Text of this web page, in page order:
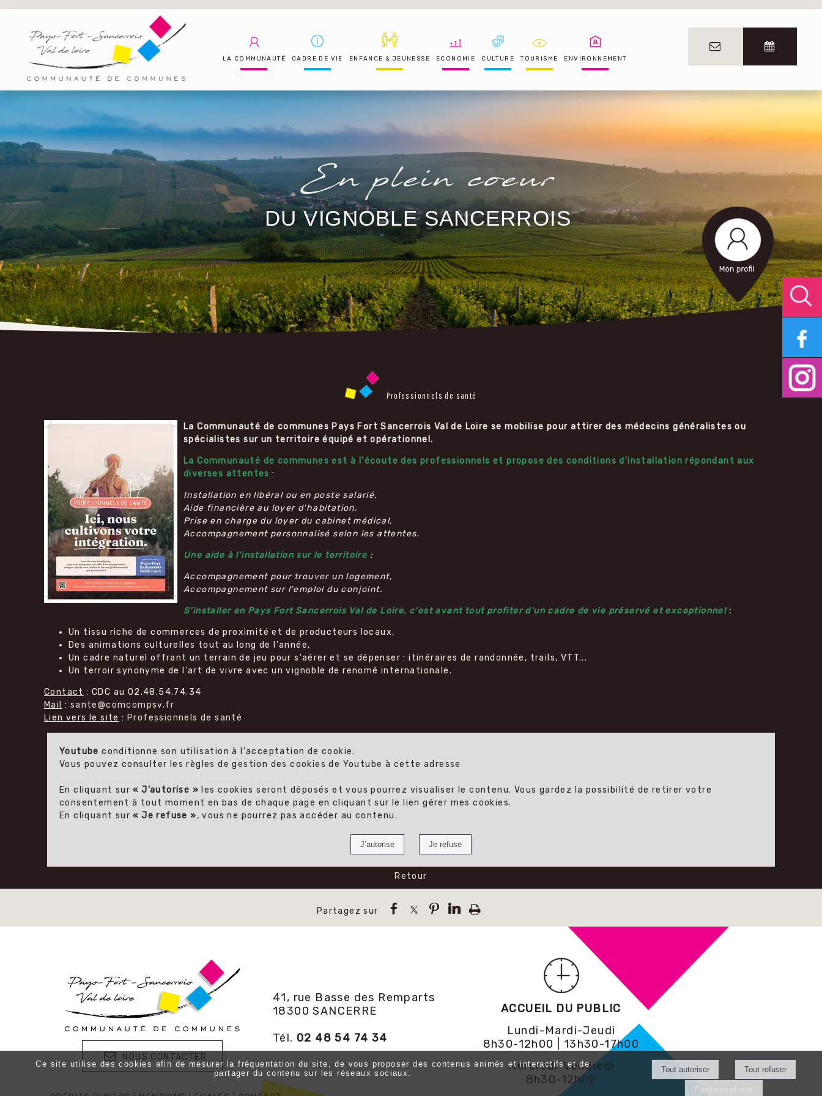
LA COMMUNAUTÉ CADRE DE VIE ENFANCE & JEUNESSE ECONOMIE CULTURE TOURISME ENVIRONNEMENT
DU VIGNOBLE SANCERROIS
Professionnels de santé
La Communauté de communes Pays Fort Sancerrois Val de Loire se mobilise pour attirer des médecins généralistes ou
spécialistes sur un territoire équipé et opérationnel.
La Communauté de communes est à l'écoute des professionnels et propose des conditions d'installation répondant aux
diverses attentes :
Installation en libéral ou en poste salarié,
Aide financière au loyer d'habitation,
Prise en charge du loyer du cabinet médical,
Accompagnement personnalisé selon les attentes.
Une aide à l'installation sur le territoire :
Accompagnement pour trouver un logement,
Accompagnement sur l'emploi du conjoint.
S'installer en Pays Fort Sancerrois Val de Loire, c'est avant tout profiter d'un cadre de vie préservé et exceptionnel:
Un tissu riche de commerces de proximité et de producteurs locaux,
Des animations culturelles tout au long de l'année,
Un cadre naturel offrant un terrain de jeu pour s'aérer et se dépenser : itinéraires de randonnée, trails, VTT...
Un terroir synonyme de l'art de vivre avec un vignoble de renomé internationale.
Contact : CDC au 02.48.54.74.34
Mail
: sante@comcompsv.fr
Lien vers le site : Professionnels de santé
Youtube conditionne son utilisation à l'acceptation de cookie.
Vous pouvez consulter les règles de gestion des cookies de Youtube à cette adresse
En cliquant sur« J’autorise » les cookies seront déposés et vous pourrez visualiser le contenu. Vous gardez la possibilité de retirer votre
consentement à tout moment en bas de chaque page en cliquant sur le lien gérer mes cookies.
En cliquant sur« Je refuse », vous ne pourrez pas accéder au contenu.
Retour
NOUS CONTACTER
41, rue Basse des Remparts
18300 SANCERRE
Tél. 02 48 54 74 34
ACCUEIL DU PUBLIC
Lundi-Mardi-Jeudi
8h30-12h00 | 13h30-17h00
Mercredi-Vendredi
8h30-12h00
Ce site utilise des cookies afin de mesurer la fréquentation du site, de vous proposer des contenus animés et interactifs et de
partager du contenu sur les réseaux sociaux.
Personnaliser